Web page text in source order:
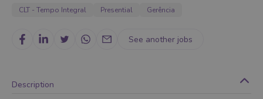
CLT - Tempo Integral Presential Gerência
See another jobs
Description